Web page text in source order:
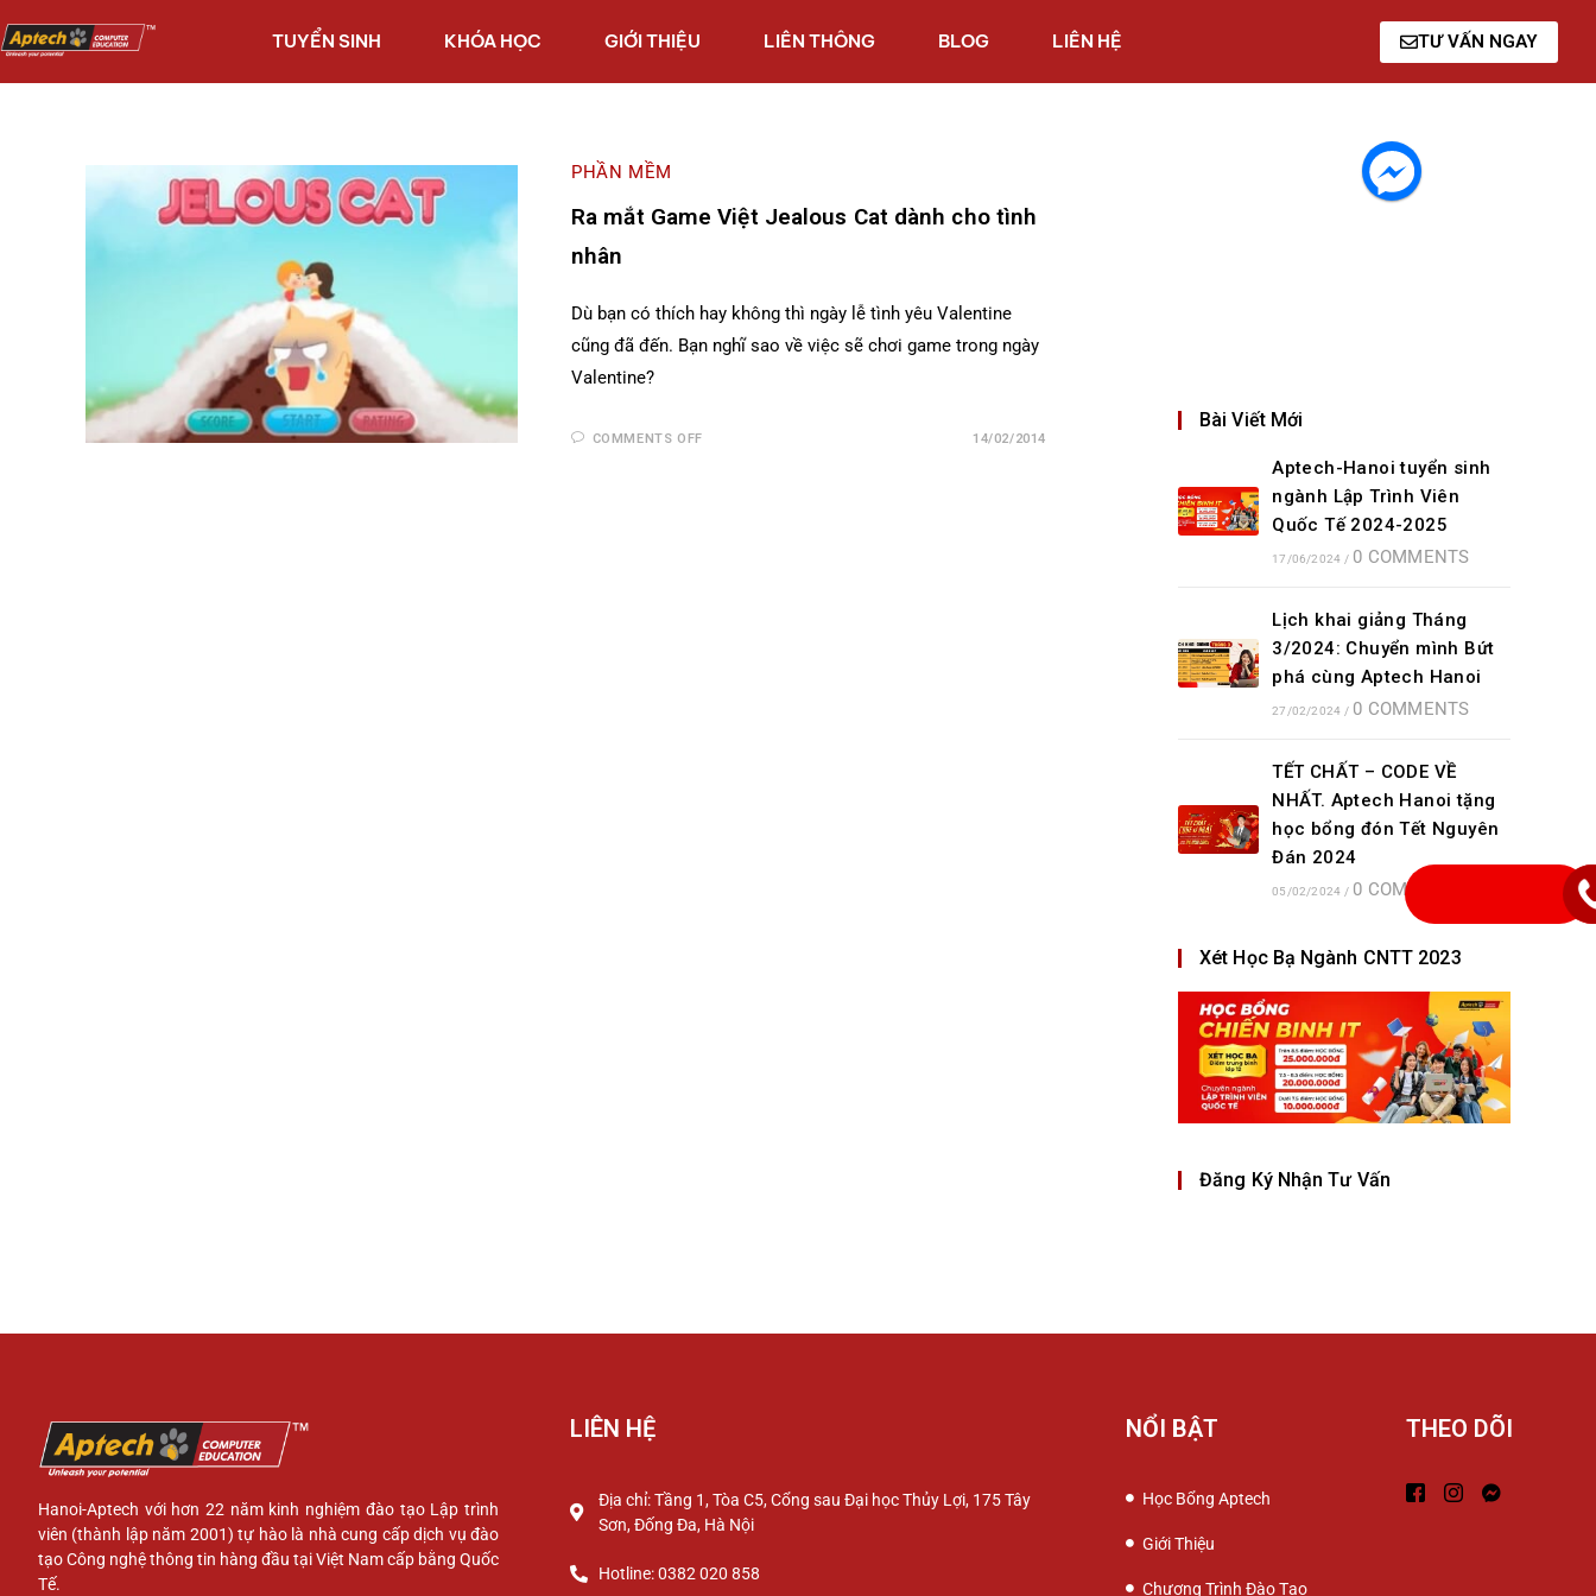
TUYỂN SINH KHÓA HỌC GIỚI THIỆU LIÊN THÔNG BLOG LIÊN HỆ TƯ VẤN NGAY
PHẦN MỀM
Ra mắt Game Việt Jealous Cat dành cho tình
nhân
Dù bạn có thích hay không thì ngày lễ tình yêu Valentine
cũng đã đến. Bạn nghĩ sao về việc sẽ chơi game trong ngày
Valentine?
COMMENTS OFF 14/02/2014
Bài Viết Mới
Aptech-Hanoi tuyển sinh
ngành Lập Trình Viên
Quốc Tế 2024-2025
17/06/2024 / 0 COMMENTS
Lịch khai giảng Tháng
3/2024: Chuyển mình Bứt
phá cùng Aptech Hanoi
27/02/2024 / 0 COMMENTS
TẾT CHẤT – CODE VỀ
NHẤT. Aptech Hanoi tặng
học bổng đón Tết Nguyên
Đán 2024
05/02/2024 / 0 COMMENTS
Xét Học Bạ Ngành CNTT 2023
Đăng Ký Nhận Tư Vấn
Hanoi-Aptech với hơn 22 năm kinh nghiệm đào tạo Lập trình
viên (thành lập năm 2001) tự hào là nhà cung cấp dịch vụ đào
tạo Công nghệ thông tin hàng đầu tại Việt Nam cấp bằng Quốc
Tế.
LIÊN HỆ
Địa chỉ: Tầng 1, Tòa C5, Cổng sau Đại học Thủy Lợi, 175 Tây
Sơn, Đống Đa, Hà Nội
Hotline: 0382 020 858
NỔI BẬT
Học Bổng Aptech
Giới Thiệu
Chương Trình Đào Tạo
THEO DÕI